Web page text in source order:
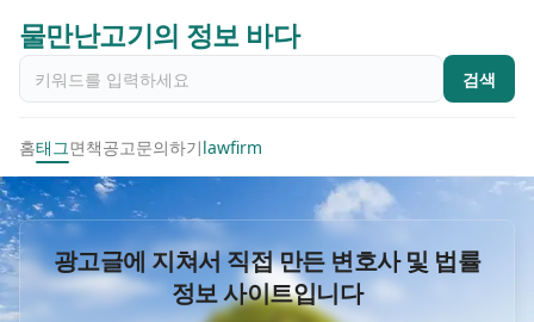
물만난고기의 정보 바다
검색
홈태그면책공고문의하기lawfirm
광고글에 지쳐서 직접 만든 변호사 및 법률
정보 사이트입니다